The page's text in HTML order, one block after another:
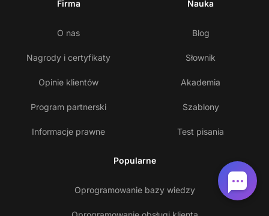
Firma
O nas
Nagrody i certyfikaty
Opinie klientów
Program partnerski
Informacje prawne
Nauka
Blog
Słownik
Akademia
Szablony
Test pisania
Popularne
Oprogramowanie bazy wiedzy